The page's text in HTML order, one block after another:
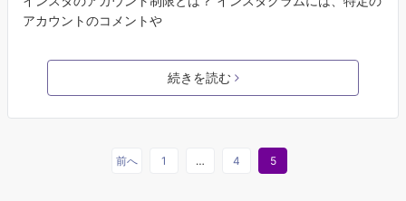
アカウントのコメントや
続きを読む
前へ 1 … 4 5